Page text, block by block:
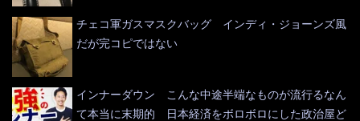
チェコ軍ガスマスクバッグ インディ・ジョーンズ風
だが完コピではない
インナーダウン こんな中途半端なものが流行るなん
て本当に末期的 日本経済をボロボロにした政治屋ど